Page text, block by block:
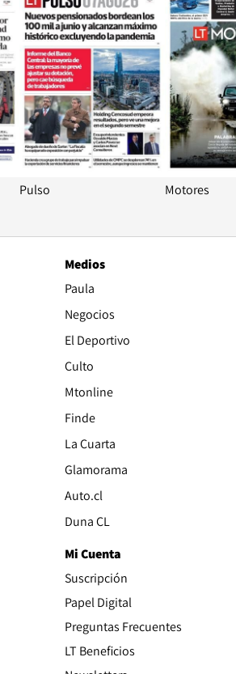
Pulso Motores
Medios
Paula
Negocios
El Deportivo
Culto
Mtonline
Finde
La Cuarta
Glamorama
Auto.clOpens in new window
Duna CLOpens in new window
new window
Mi Cuenta
Suscripción
Papel DigitalOpens in new
Preguntas Frecuentes
LT Beneficios